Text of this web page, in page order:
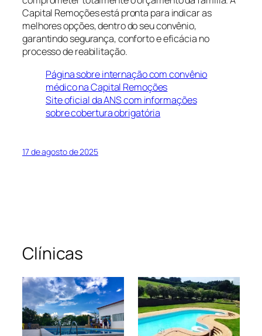
Capital Remoções está pronta para indicar as
melhores opções, dentro do seu convênio,
garantindo segurança, conforto e eficácia no
processo de reabilitação.
Página sobre internação com convênio
médico na Capital Remoções
Site oficial da ANS com informações
sobre cobertura obrigatória
17 de agosto de 2025
Clínicas